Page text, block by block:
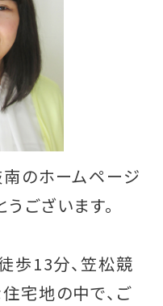
のホームページ
ございます。
歩13分、笠松競
宅地の中で、ご